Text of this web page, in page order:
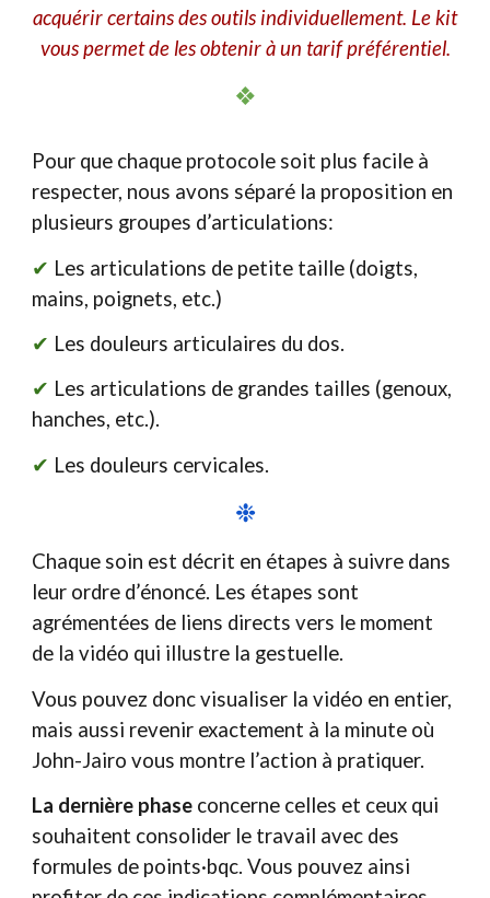
acquérir certains des outils individuellement. Le kit
vous permet de les obtenir à un tarif préférentiel.
❖
Pour que chaque protocole soit plus facile à
respecter, nous avons séparé la proposition en
plusieurs groupes d’articulations:
✔︎ Les articulations de petite taille (doigts,
mains, poignets, etc.)
✔︎ Les douleurs articulaires du dos.
✔︎ Les articulations de grandes tailles (genoux,
hanches, etc.).
✔︎ Les douleurs cervicales.
❉
Chaque soin est décrit en étapes à suivre dans
leur ordre d’énoncé. Les étapes sont
agrémentées de liens directs vers le moment
de la vidéo qui illustre la gestuelle.
Vous pouvez donc visualiser la vidéo en entier,
mais aussi revenir exactement à la minute où
John-Jairo vous montre l’action à pratiquer.
La dernière phase concerne celles et ceux qui
souhaitent consolider le travail avec des
formules de points·bqc. Vous pouvez ainsi